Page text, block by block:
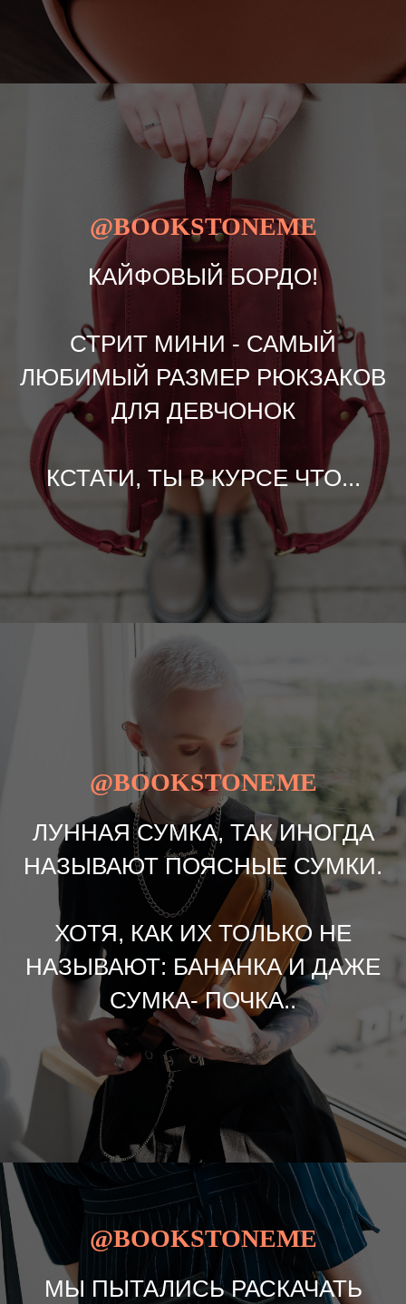
@BOOKSTONEME
КАЙФОВЫЙ БОРДО!
СТРИТ МИНИ - САМЫЙ
ЛЮБИМЫЙ РАЗМЕР РЮКЗАКОВ
ДЛЯ ДЕВЧОНОК
КСТАТИ, ТЫ В КУРСЕ ЧТО...
@BOOKSTONEME
ЛУННАЯ СУМКА, ТАК ИНОГДА
НАЗЫВАЮТ ПОЯСНЫЕ СУМКИ.
ХОТЯ, КАК ИХ ТОЛЬКО НЕ
НАЗЫВАЮТ: БАНАНКА И ДАЖЕ
СУМКА- ПОЧКА..
@BOOKSTONEME
МЫ ПЫТАЛИСЬ РАСКАЧАТЬ